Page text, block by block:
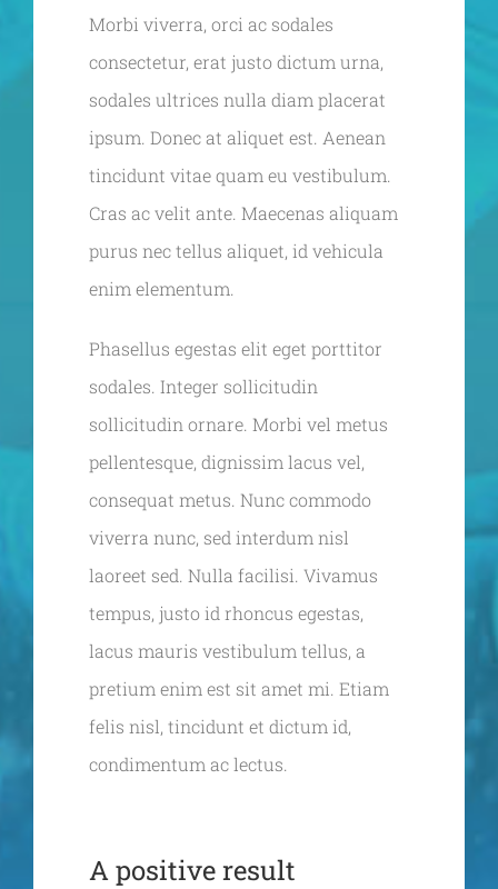
Morbi viverra, orci ac sodales
consectetur, erat justo dictum urna,
sodales ultrices nulla diam placerat
ipsum. Donec at aliquet est. Aenean
tincidunt vitae quam eu vestibulum.
Cras ac velit ante. Maecenas aliquam
purus nec tellus aliquet, id vehicula
enim elementum.
Phasellus egestas elit eget porttitor
sodales. Integer sollicitudin
sollicitudin ornare. Morbi vel metus
pellentesque, dignissim lacus vel,
consequat metus. Nunc commodo
viverra nunc, sed interdum nisl
laoreet sed. Nulla facilisi. Vivamus
tempus, justo id rhoncus egestas,
lacus mauris vestibulum tellus, a
pretium enim est sit amet mi. Etiam
felis nisl, tincidunt et dictum id,
condimentum ac lectus.
A positive result